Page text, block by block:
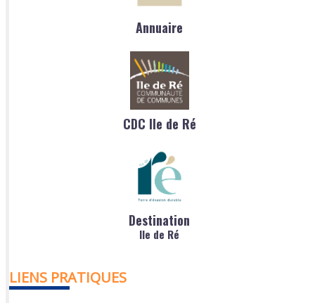
Annuaire
CDC Ile de Ré
Destination
Ile de Ré
LIENS PRATIQUES